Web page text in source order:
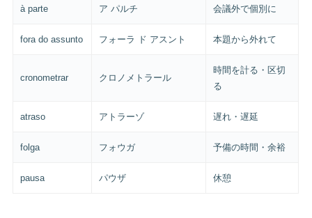
à parte ア パルチ 会議外で個別に
fora do assunto フォーラ ド アスント 本題から外れて
cronometrar クロノメトラール
時間を計る・区切
る
atraso アトラーゾ 遅れ・遅延
folga フォウガ 予備の時間・余裕
pausa パウザ 休憩